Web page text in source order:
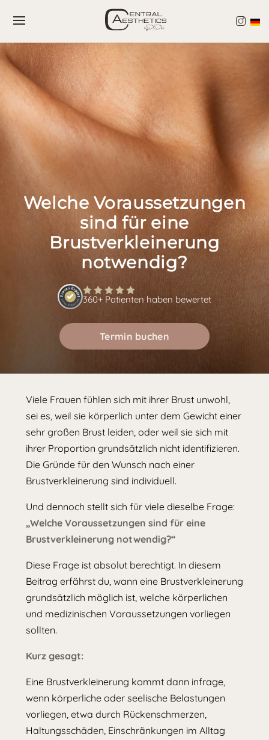
Inhalt
Welche Voraussetzungen
sind für eine
Brustverkleinerung
notwendig?
360+ Patienten haben bewertet
Termin buchen
Viele Frauen fühlen sich mit ihrer Brust unwohl,
sei es, weil sie körperlich unter dem Gewicht einer
sehr großen Brust leiden, oder weil sie sich mit
ihrer Proportion grundsätzlich nicht identifizieren.
Die Gründe für den Wunsch nach einer
Brustverkleinerung sind individuell.
Und dennoch stellt sich für viele dieselbe Frage:
„Welche Voraussetzungen sind für eine
Brustverkleinerung notwendig?“
Diese Frage ist absolut berechtigt. In diesem
Beitrag erfährst du, wann eine Brustverkleinerung
grundsätzlich möglich ist, welche körperlichen
und medizinischen Voraussetzungen vorliegen
sollten.
Kurz gesagt:
Eine Brustverkleinerung kommt dann infrage,
wenn körperliche oder seelische Belastungen
vorliegen, etwa durch Rückenschmerzen,
Haltungsschäden, Einschränkungen im Alltag